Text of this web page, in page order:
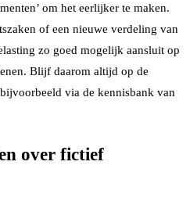
om het eerlijker te maken.
of een nieuwe verdeling van
zo goed mogelijk aansluit op
Blijf daarom altijd op de
via de kennisbank van
over fictief